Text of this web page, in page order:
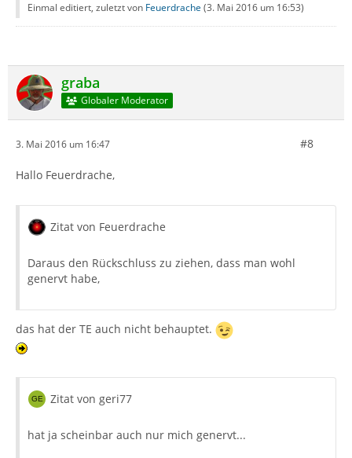
Einmal editiert, zuletzt von Feuerdrache (3. Mai 2016 um 16:53)
graba
Globaler Moderator
3. Mai 2016 um 16:47 #8
Hallo Feuerdrache,
Zitat von Feuerdrache
Daraus den Rückschluss zu ziehen, dass man wohl
genervt habe,
das hat der TE auch nicht behauptet.
Zitat von geri77
hat ja scheinbar auch nur mich genervt...